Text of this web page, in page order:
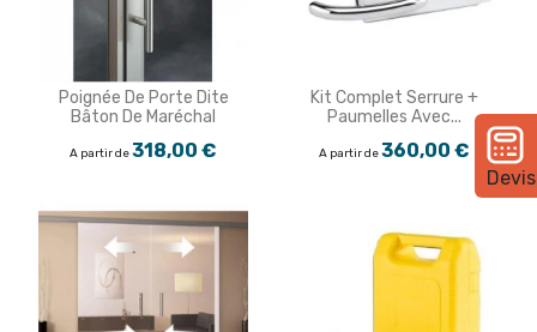
Devis
Poignée De Porte Dite
Bâton De Maréchal
A partir de318,00 €
Kit Complet Serrure +
Paumelles Avec...
A partir de360,00 €